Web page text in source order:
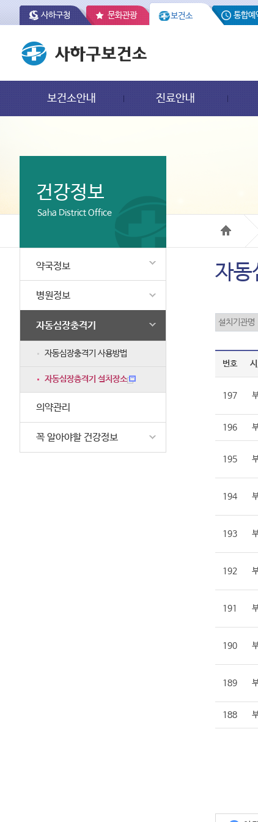
사하구청 문화관광 보건소 통합예
보건소안내 진료안내
건강정보
Saha District Office
약국정보
병원정보
자동심장충격기
자동심장충격기 사용방법
자동심장충격기 설치장소
의약관리
꼭 알아야할 건강정보
자동
번호
197
196
195
194
193
192
191
190
189
188